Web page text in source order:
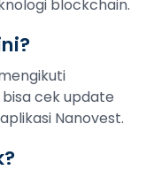
blockchain.
cek update
Nanovest.